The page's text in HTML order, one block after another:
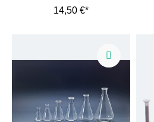
14,50 €*